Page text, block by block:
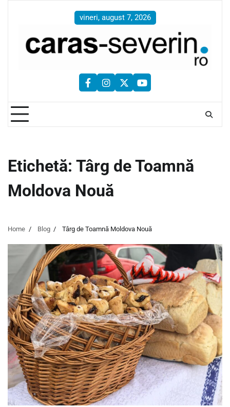
vineri, august 7, 2026
facebookinstagram
twitteryoutube
Etichetă: Târg de Toamnă
Moldova Nouă
Home Blog Târg de Toamnă Moldova Nouă